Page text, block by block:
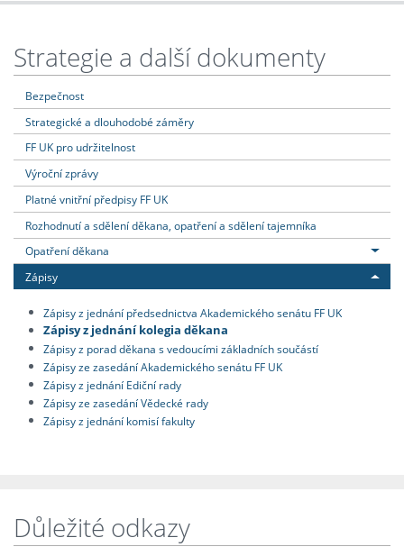
Strategie a další dokumenty
Bezpečnost
Strategické a dlouhodobé záměry
FF UK pro udržitelnost
Výroční zprávy
Platné vnitřní předpisy FF UK
Rozhodnutí a sdělení děkana, opatření a sdělení tajemníka
Opatření děkana
Zápisy
Zápisy z jednání předsednictva Akademického senátu FF UK
Zápisy z jednání kolegia děkana
Zápisy z porad děkana s vedoucími základních součástí
Zápisy ze zasedání Akademického senátu FF UK
Zápisy z jednání Ediční rady
Zápisy ze zasedání Vědecké rady
Zápisy z jednání komisí fakulty
Důležité odkazy